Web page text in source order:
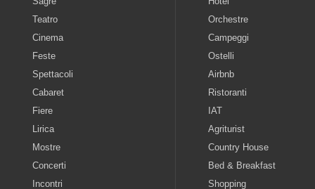
Teatro
Cinema
Feste
Spettacoli
Cabaret
Fiere
Lirica
Mostre
Concerti
Incontri
Orchestre
Campeggi
Ostelli
Airbnb
Ristoranti
IAT
Agriturist
Country House
Bed & Breakfast
Shopping